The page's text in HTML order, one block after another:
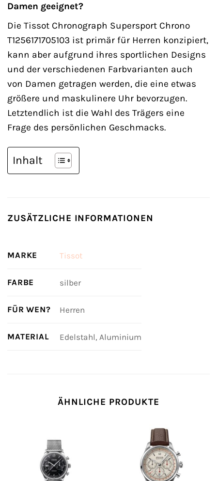
Damen geeignet?
Die Tissot Chronograph Supersport Chrono
T1256171705103 ist primär für Herren konzipiert,
kann aber aufgrund ihres sportlichen Designs
und der verschiedenen Farbvarianten auch
von Damen getragen werden, die eine etwas
größere und maskulinere Uhr bevorzugen.
Letztendlich ist die Wahl des Trägers eine
Frage des persönlichen Geschmacks.
Inhalt
ZUSÄTZLICHE INFORMATIONEN
MARKE Tissot
FARBE silber
FÜR WEN? Herren
MATERIAL Edelstahl, Aluminium
ÄHNLICHE PRODUKTE